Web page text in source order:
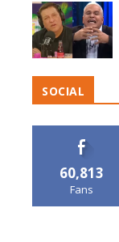
SOCIAL
60,813
Fans